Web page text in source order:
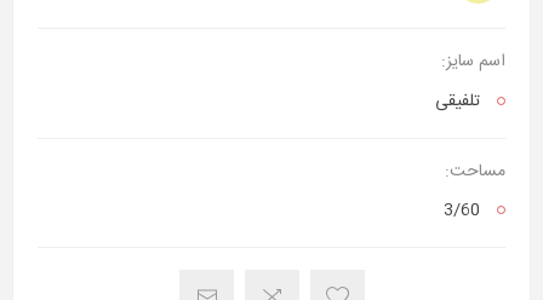
اسم سایز:
تلفیقی
مساحت:
3/60